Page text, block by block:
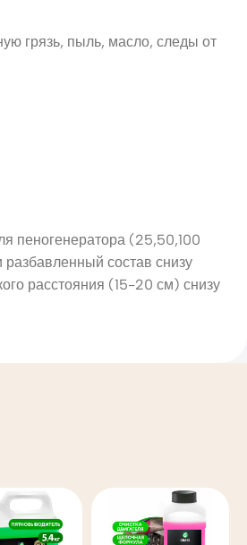
грязь, пыль, масло, следы от
пеногенератора (25,50,100
разбавленный состав снизу
расстояния (15-20 см) снизу